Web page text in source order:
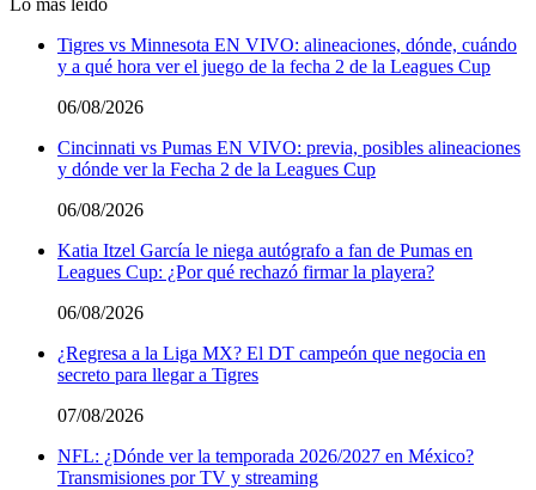
Lo más leído
Tigres vs Minnesota EN VIVO: alineaciones, dónde, cuándo
y a qué hora ver el juego de la fecha 2 de la Leagues Cup
06/08/2026
Cincinnati vs Pumas EN VIVO: previa, posibles alineaciones
y dónde ver la Fecha 2 de la Leagues Cup
06/08/2026
Katia Itzel García le niega autógrafo a fan de Pumas en
Leagues Cup: ¿Por qué rechazó firmar la playera?
06/08/2026
¿Regresa a la Liga MX? El DT campeón que negocia en
secreto para llegar a Tigres
07/08/2026
NFL: ¿Dónde ver la temporada 2026/2027 en México?
Transmisiones por TV y streaming